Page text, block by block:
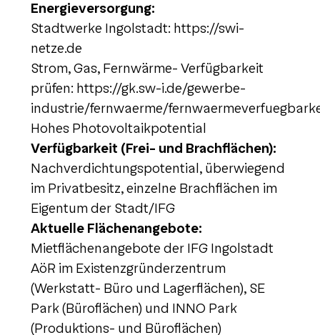
Energieversorgung:
Stadtwerke Ingolstadt: https://swi-
netze.de
Strom, Gas, Fernwärme- Verfügbarkeit
prüfen: https://gk.sw-i.de/gewerbe-
industrie/fernwaerme/
Hohes Photovoltaikpotential
Verfügbarkeit (Frei- und Brachflächen):
Nachverdichtungspotential, überwiegend
im Privatbesitz, einzelne Brachflächen im
Eigentum der Stadt/IFG
Aktuelle Flächenangebote:
Mietflächenangebote der IFG Ingolstadt
AöR im Existenzgründerzentrum
(Werkstatt- Büro und Lagerflächen), SE
Park (Büroflächen) und INNO Park
(Produktions- und Büroflächen)